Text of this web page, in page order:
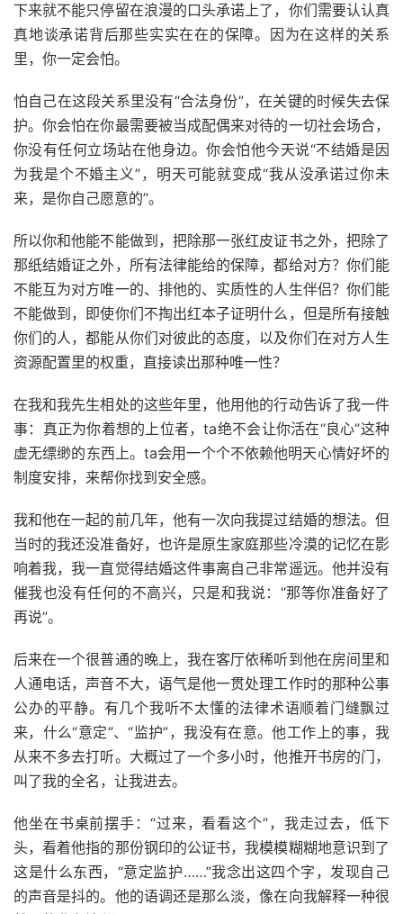
下来就不能只停留在浪漫的口头承诺上了，你们需要认认真
真地谈承诺背后那些实实在在的保障。因为在这样的关系
里，你一定会怕。
怕自己在这段关系里没有“合法身份”，在关键的时候失去保
护。你会怕在你最需要被当成配偶来对待的一切社会场合，
你没有任何立场站在他身边。你会怕他今天说“不结婚是因
为我是个不婚主义”，明天可能就变成“我从没承诺过你未
来，是你自己愿意的”。
所以你和他能不能做到，把除那一张红皮证书之外，把除了
那纸结婚证之外，所有法律能给的保障，都给对方？你们能
不能互为对方唯一的、排他的、实质性的人生伴侣？你们能
不能做到，即使你们不掏出红本子证明什么，但是所有接触
你们的人，都能从你们对彼此的态度，以及你们在对方人生
资源配置里的权重，直接读出那种唯一性？
在我和我先生相处的这些年里，他用他的行动告诉了我一件
事：真正为你着想的上位者，ta绝不会让你活在“良心”这种
虚无缥缈的东西上。ta会用一个个不依赖他明天心情好坏的
制度安排，来帮你找到安全感。
我和他在一起的前几年，他有一次向我提过结婚的想法。但
当时的我还没准备好，也许是原生家庭那些冷漠的记忆在影
响着我，我一直觉得结婚这件事离自己非常遥远。他并没有
催我也没有任何的不高兴，只是和我说：“那等你准备好了
再说”。
后来在一个很普通的晚上，我在客厅依稀听到他在房间里和
人通电话，声音不大，语气是他一贯处理工作时的那种公事
公办的平静。有几个我听不太懂的法律术语顺着门缝飘过
来，什么“意定”、“监护”，我没有在意。他工作上的事，我
从来不多去打听。大概过了一个多小时，他推开书房的门，
叫了我的全名，让我进去。
他坐在书桌前摆手：“过来，看看这个”，我走过去，低下
头，看着他指的那份钢印的公证书，我模模糊糊地意识到了
这是什么东西，“意定监护……”我念出这四个字，发现自己
的声音是抖的。他的语调还是那么淡，像在向我解释一种很